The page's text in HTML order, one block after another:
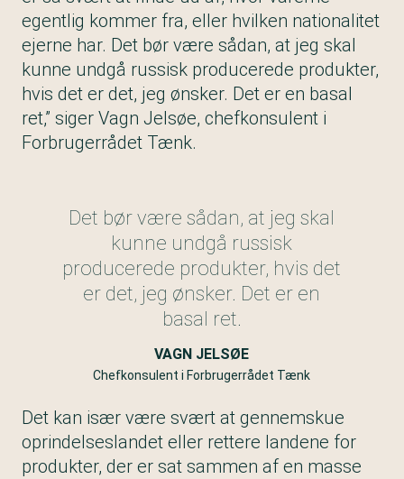
egentlig kommer fra, eller hvilken nationalitet
ejerne har. Det bør være sådan, at jeg skal
kunne undgå russisk producerede produkter,
hvis det er det, jeg ønsker. Det er en basal
ret,” siger Vagn Jelsøe, chefkonsulent i
Forbrugerrådet Tænk.
Det bør være sådan, at jeg skal
kunne undgå russisk
producerede produkter, hvis det
er det, jeg ønsker. Det er en
basal ret.
VAGN JELSØE
Chefkonsulent i Forbrugerrådet Tænk
Det kan især være svært at gennemskue
oprindelseslandet eller rettere landene for
produkter, der er sat sammen af en masse